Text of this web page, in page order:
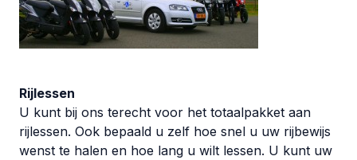
Rijlessen
U kunt bij ons terecht voor het totaalpakket aan
rijlessen. Ook bepaald u zelf hoe snel u uw rijbewijs
wenst te halen en hoe lang u wilt lessen. U kunt uw